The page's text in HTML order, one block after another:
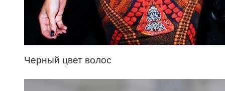
Черный цвет волос